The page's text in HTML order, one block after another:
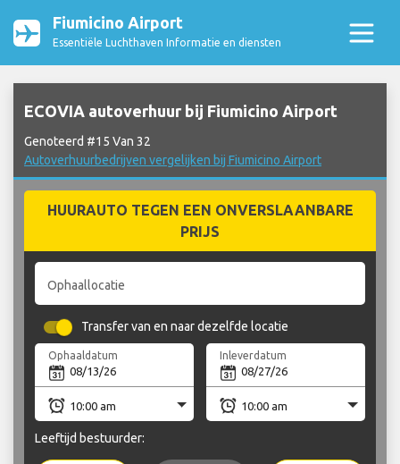
Fiumicino Airport
Essentiële Luchthaven Informatie en diensten
ECOVIA autoverhuur bij Fiumicino Airport
Genoteerd #15 Van 32
Autoverhuurbedrijven vergelijken bij Fiumicino Airport
HUURAUTO TEGEN EEN ONVERSLAANBARE
PRIJS
Ophaallocatie
Transfer van en naar dezelfde locatie
Ophaaldatum Inleverdatum
Leeftijd bestuurder: